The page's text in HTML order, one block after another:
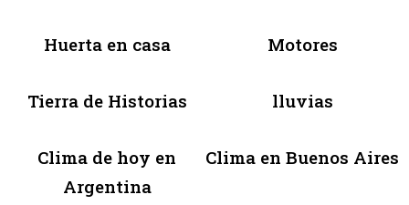
Huerta en casa Motores
Tierra de Historias lluvias
Clima de hoy en
Argentina
Clima en Buenos Aires